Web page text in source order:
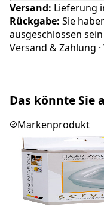
Versand: Lieferung
Rückgabe: Sie
ausgeschlossen
Versand & Zahlung ·
Das könnte Sie
Markenprodukt